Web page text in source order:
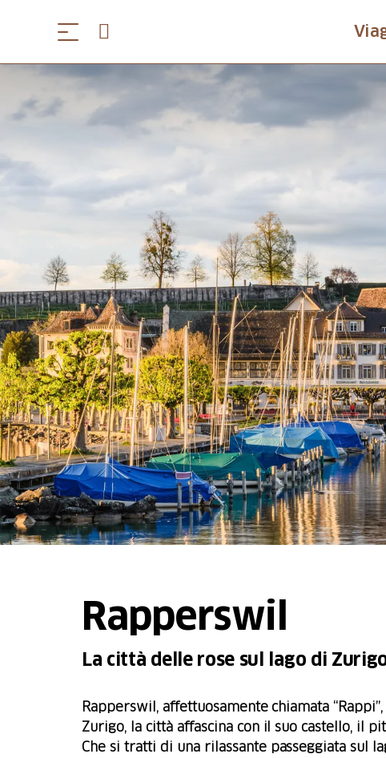
Rapperswil
La città delle rose sul lago di
Rapperswil, affettuosamente chiamata
Zurigo, la città affascina con il suo castello, il
Che si tratti di una rilassante passeggiata sul